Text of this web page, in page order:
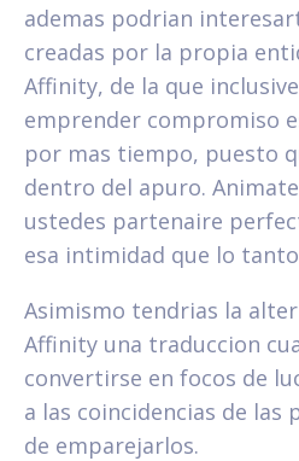
ademas podrian
creadas por la propia
Affinity, de la que
emprender compromiso
por mas tiempo, puesto
dentro del apuro.
ustedes partenaire
esa intimidad que lo
Asimismo tendri­as la
Affinity una traduccion
convertirse en focos de
a las coincidencias de las
de emparejarlos.